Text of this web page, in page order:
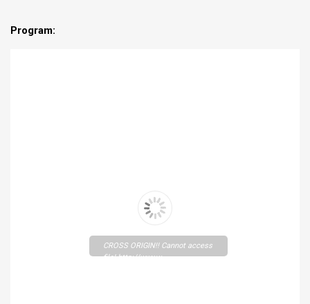
Program:
CROSS ORIGIN!! Cannot access
file! http://www.x-